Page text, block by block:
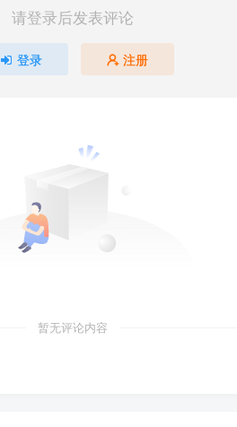
请登录后发表评论
登录 注册
暂无评论内容